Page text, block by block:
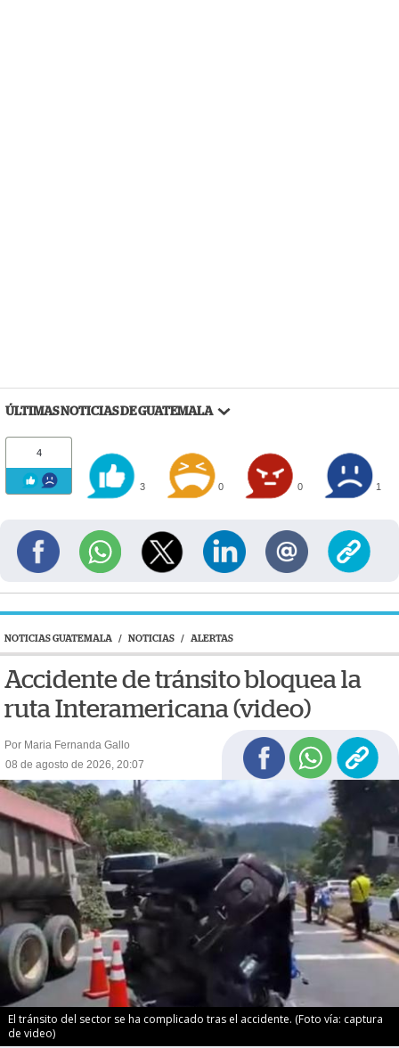
ÚLTIMAS NOTICIAS DE GUATEMALA
4
3 0 0 1
NOTICIAS GUATEMALA / NOTICIAS / ALERTAS
Accidente de tránsito bloquea la
ruta Interamericana (video)
Por Maria Fernanda Gallo
08 de agosto de 2026, 20:07
El tránsito del sector se ha complicado tras el accidente. (Foto vía: captura
de video)